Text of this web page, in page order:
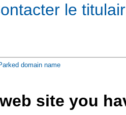
le
domain name
site you